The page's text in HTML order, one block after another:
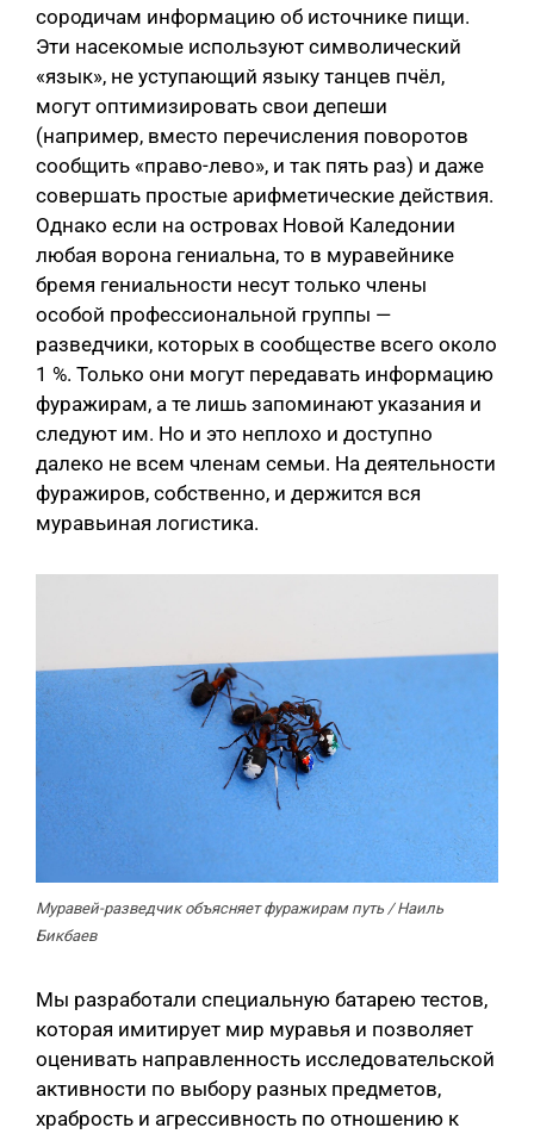
сородичам информацию об источнике пищи.
Эти насекомые используют символический
«язык», не уступающий языку танцев пчёл,
могут оптимизировать свои депеши
(например, вместо перечисления поворотов
сообщить «право-лево», и так пять раз) и даже
совершать простые арифметические действия.
Однако если на островах Новой Каледонии
любая ворона гениальна, то в муравейнике
бремя гениальности несут только члены
особой профессиональной группы —
разведчики, которых в сообществе всего около
1 %. Только они могут передавать информацию
фуражирам, а те лишь запоминают указания и
следуют им. Но и это неплохо и доступно
далеко не всем членам семьи. На деятельности
фуражиров, собственно, и держится вся
муравьиная логистика.
Муравей-разведчик объясняет фуражирам путь / Наиль
Бикбаев
Мы разработали специальную батарею тестов,
которая имитирует мир муравья и позволяет
оценивать направленность исследовательской
активности по выбору разных предметов,
храбрость и агрессивность по отношению к